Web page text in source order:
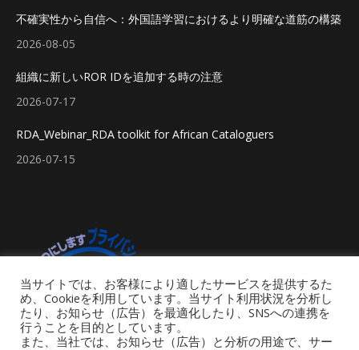
不確実性から自信へ：外国語学習におけるより明確な道筋の構築
2026-08-05
組織に新しいROR IDを追加する時の注意
2026-07-17
RDA_Webinar_RDA toolkit for African Cataloguers
2026-07-15
当サイトでは、お客様により適したサービスを提供するた
め、Cookieを利用しています。当サイト利用状況を分析し
たり、お知らせ（広告）を最適化したり、SNSへの連携を
行うことを目的としています。
また、当社では、お知らせ（広告）と分析の用途で、サー